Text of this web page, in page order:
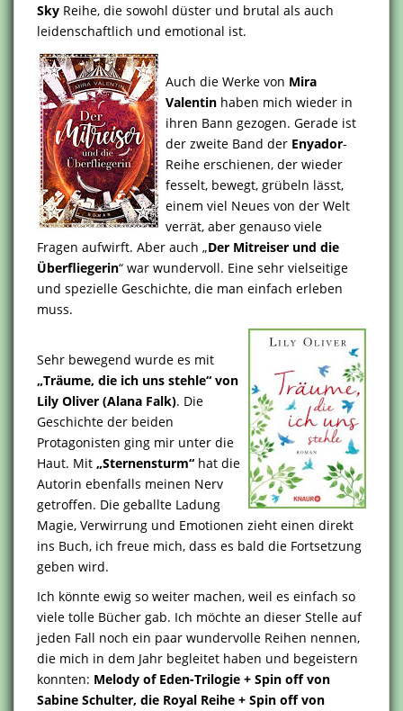
Sky Reihe, die sowohl düster und brutal als auch
leidenschaftlich und emotional ist.
Auch die Werke von Mira
Valentin haben mich wieder in
ihren Bann gezogen. Gerade ist
der zweite Band der Enyador-
Reihe erschienen, der wieder
fesselt, bewegt, grübeln lässt,
einem viel Neues von der Welt
verrät, aber genauso viele
Fragen aufwirft. Aber auch „Der Mitreiser und die
Überfliegerin“ war wundervoll. Eine sehr vielseitige
und spezielle Geschichte, die man einfach erleben
muss.
Sehr bewegend wurde es mit
„Träume, die ich uns stehle“ von
Lily Oliver (Alana Falk). Die
Geschichte der beiden
Protagonisten ging mir unter die
Haut. Mit „Sternensturm“ hat die
Autorin ebenfalls meinen Nerv
getroffen. Die geballte Ladung
Magie, Verwirrung und Emotionen zieht einen direkt
ins Buch, ich freue mich, dass es bald die Fortsetzung
geben wird.
Ich könnte ewig so weiter machen, weil es einfach so
viele tolle Bücher gab. Ich möchte an dieser Stelle auf
jeden Fall noch ein paar wundervolle Reihen nennen,
die mich in dem Jahr begleitet haben und begeistern
konnten: Melody of Eden-Trilogie + Spin off von
Sabine Schulter, die Royal Reihe + Spin off von